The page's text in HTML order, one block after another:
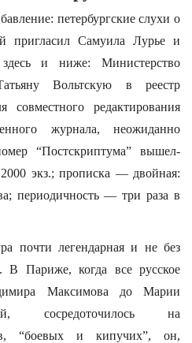
петербургские слухи о
пригласил Самуила Лурье и
и ниже: Министерство
Вольтскую в реестр
совместного редактирования
журнала, неожиданно
“Постскриптума” вышел-
экз.; прописка — двойная:
периодичность — три раза в
почти легендарная и не без
В Париже, когда все русское
Максимова до Марии
сосредоточилось на
“боевых и кипучих”, он,